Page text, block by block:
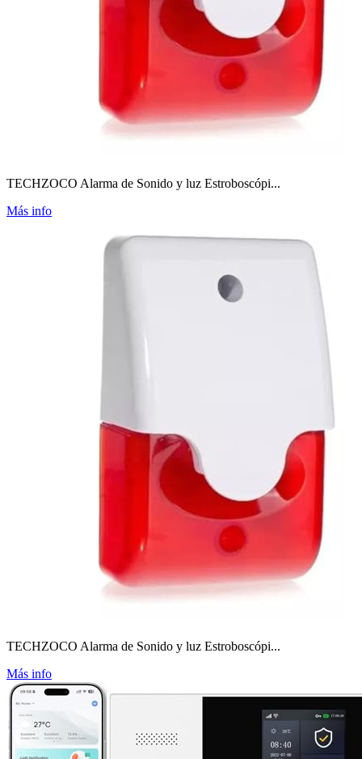
TECHZOCO Alarma de Sonido y luz Estroboscópi...
Más info
TECHZOCO Alarma de Sonido y luz Estroboscópi...
Más info